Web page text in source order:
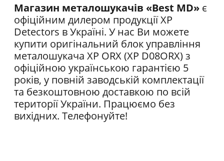
Магазин металошукачів «Best MD» є
офіційним дилером продукції XP
Detectors в Україні. У нас Ви можете
купити оригінальний блок управління
металошукача XP ORX (XP D08ORX) з
офіційною українською гарантією 5
років, у повній заводській комплектації
та безкоштовною доставкою по всій
території України. Працюємо без
вихідних. Телефонуйте!